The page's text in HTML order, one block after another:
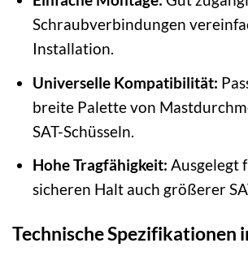
Schraubverbindungen
Installation.
Universelle Kompatibilität:
breite Palette von
SAT-Schüsseln.
Hohe Tragfähigkeit: Ausgelegt
sicheren Halt auch größerer
Technische Spezifikationen